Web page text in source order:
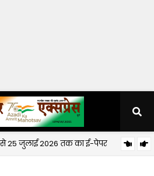
से 25 जुलाई 2026 तक का ई-पेपर